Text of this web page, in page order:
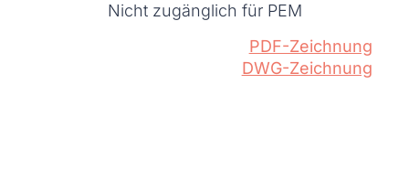
Nicht zugänglich für PEM
PDF-Zeichnung
DWG-Zeichnung